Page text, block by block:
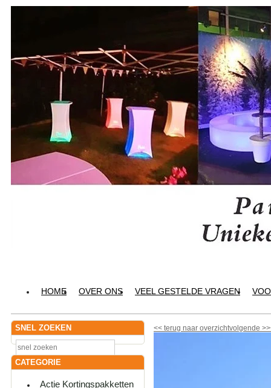
HOME OVER ONS VEEL GESTELDE VRAGEN
SNEL ZOEKEN
CATEGORIE
Actie Kortingspakketten
<< terug naar overzichtvolgende >>